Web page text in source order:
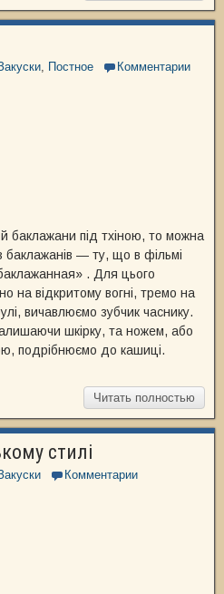
, Постное Комментарии
баклажани під тхіною, то можна
баклажанів — ту, що в фільмі
. Для цього
на відкритому вогні, тремо на
вичавлюємо зубчик часнику.
шкірку, та ножем, або
подрібнюємо до кашиці.
Читать полностью
стилі
Комментарии